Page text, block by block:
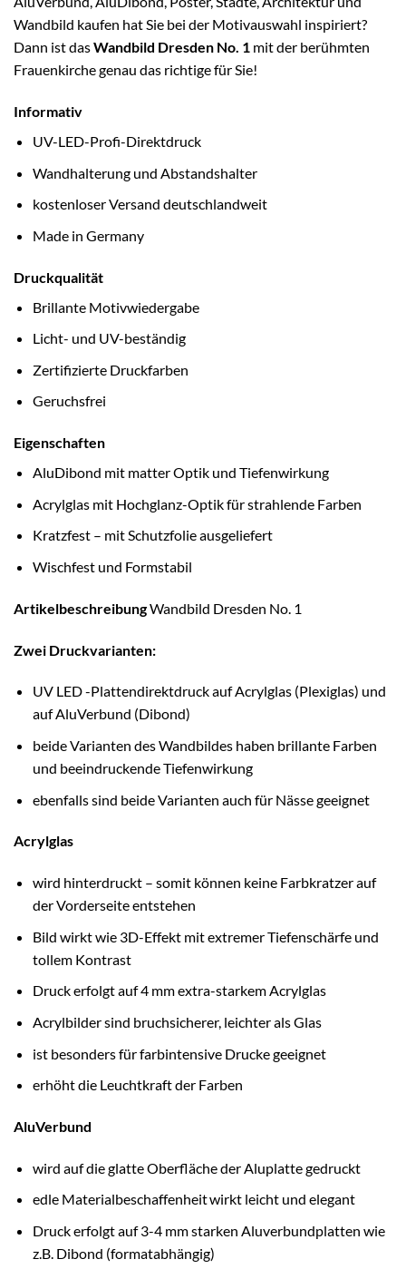
Wandbild kaufen hat Sie bei der Motivauswahl inspiriert?
Dann ist dasWandbild Dresden No. 1 mit der berühmten
Frauenkirche genau das richtige für Sie!
Informativ
UV-LED-Profi-Direktdruck
Wandhalterung und Abstandshalter
kostenloser Versand deutschlandweit
Made in Germany
Druckqualität
Brillante Motivwiedergabe
Licht- und UV-beständig
Zertifizierte Druckfarben
Geruchsfrei
Eigenschaften
AluDibond mit matter Optik und Tiefenwirkung
Acrylglas mit Hochglanz-Optik für strahlende Farben
Kratzfest – mit Schutzfolie ausgeliefert
Wischfest und Formstabil
ArtikelbeschreibungWandbild Dresden No. 1
Zwei Druckvarianten:
UV LED -Plattendirektdruck auf Acrylglas (Plexiglas) und
auf AluVerbund (Dibond)
beide Varianten des Wandbildes haben brillante Farben
und beeindruckende Tiefenwirkung
ebenfalls sind beide Varianten auch für Nässe geeignet
Acrylglas
wird hinterdruckt – somit können keine Farbkratzer auf
der Vorderseite entstehen
Bild wirkt wie 3D-Effekt mit extremer Tiefenschärfe und
tollem Kontrast
Druck erfolgt auf 4 mm extra-starkem Acrylglas
Acrylbilder sind bruchsicherer, leichter als Glas
ist besonders für farbintensive Drucke geeignet
erhöht die Leuchtkraft der Farben
AluVerbund
wird auf die glatte Oberfläche der Aluplatte gedruckt
edle Materialbeschaffenheit wirkt leicht und elegant
Druck erfolgt auf 3-4 mm starken Aluverbundplatten wie
z.B. Dibond (formatabhängig)